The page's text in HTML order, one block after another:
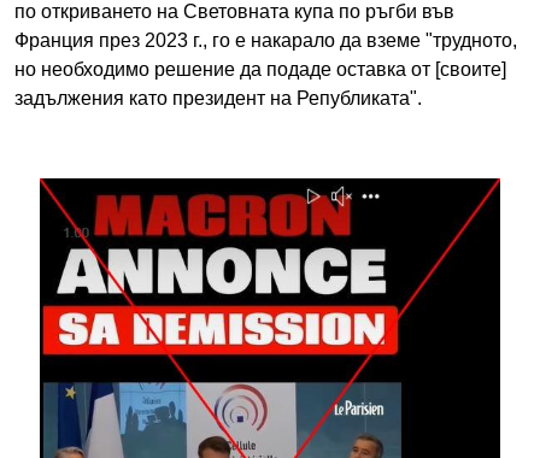
по откриването на Световната купа по ръгби във
Франция през 2023 г., го е накарало да вземе "трудното,
но необходимо решение да подаде оставка от [своите]
задължения като президент на Републиката".
Image